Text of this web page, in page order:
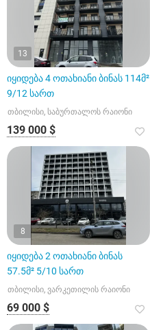
13
იყიდება 4 ოთახიანი ბინას 114მ²
9/12 სართ
თბილისი, საბურთალოს რაიონი
139 000 $
8
იყიდება 2 ოთახიანი ბინას
57.5მ² 5/10 სართ
თბილისი, ვარკეთილის რაიონი
69 000 $